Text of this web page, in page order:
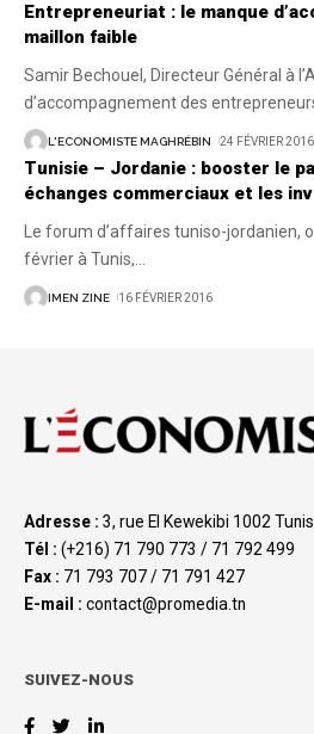
Entrepreneuriat : le manque
maillon faible
Samir Bechouel, Directeur Général à
d’accompagnement des
L'ECONOMISTE MAGHRÉBIN 24 FÉVRIER 2016
Tunisie – Jordanie : booster le
échanges commerciaux et les
Le forum d’affaires tuniso-jordanien,
février à Tunis,
IMEN ZINE 16 FÉVRIER 2016
Adresse : 3, rue El Kewekibi 1002
Tél : (+216) 71 790 773 / 71 792 499
Fax : 71 793 707 / 71 791 427
E-mail : contact@promedia.tn
SUIVEZ-NOUS